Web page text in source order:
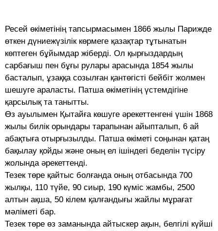
Ресей өкіметінің тапсырмасымен 1866 жылы Парижде
өткен дүниежүзілік көрмеге қазақтар тұтынатын
көптеген бұйымдар жіберді. Ол қырғыздардың
сарбағыш пен бұғы рулары арасында 1854 жылы
басталып, ұзаққа созылған қантөгісті бейбіт жолмен
шешуге араласты. Патша өкіметінің үстемдігіне
қарсылық та танытты.
Өз ауылымен Қытайға көшуге әрекеттенгені үшін 1868
жылы билік орындары тарапынан айыпталып, 6 ай
абақтыға отырғызылды. Патша өкіметі соңынан қатаң
бақылау қойды және оның ел ішіндегі беделін түсіру
жолында әрекеттенді.
Тезек төре қайтыс болғанда оның отбасында 700
жылқы, 110 түйе, 90 сиыр, 190 күміс жамбы, 2500
алтын ақша, 50 кілем қалғандығы жайлы мұрағат
мәліметі бар.
Тезек төре өз заманында айтыскер ақын, белгілі күйші